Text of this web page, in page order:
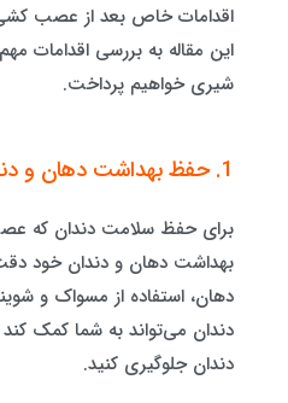
اقدامات خاص بعد از عصب
این مقاله به بررسی اقدامات
شیری خواهیم پرداخت.
1. حفظ بهداشت دهان و دندان:
برای حفظ سلامت دندان که
بهداشت دهان و دندان خود
دهان، استفاده از مسواک و
دندان می‌تواند به شما کمک کند
دندان جلوگیری کنید.